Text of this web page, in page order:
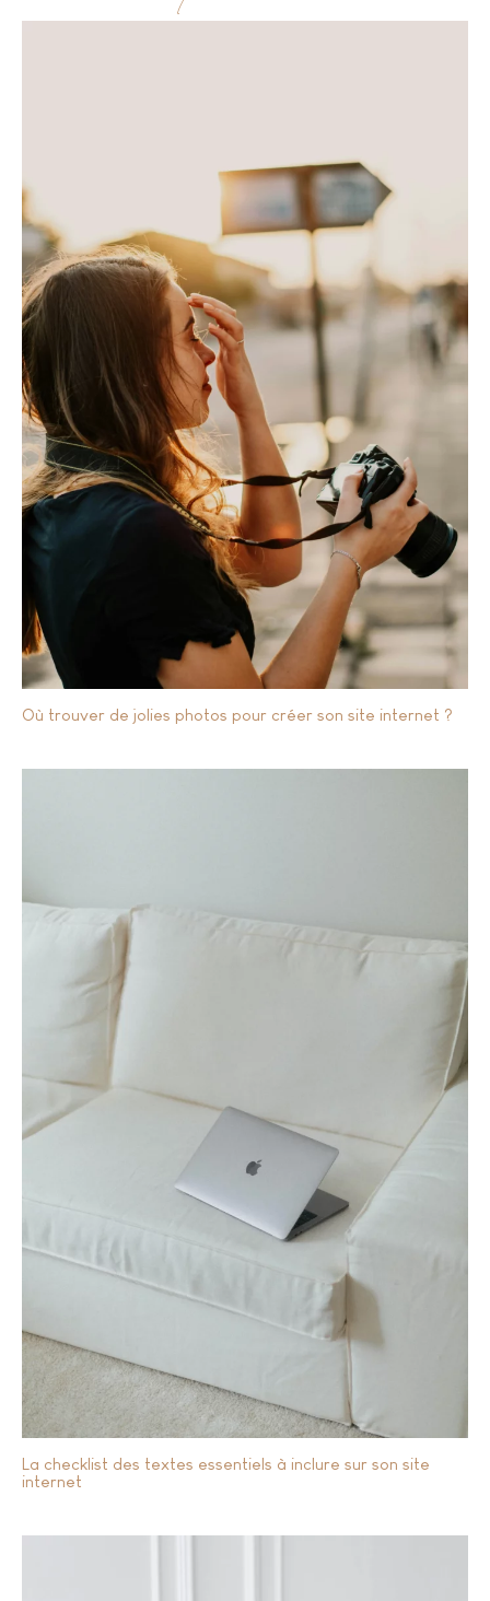
Où trouver de jolies photos pour créer son site internet ?
La checklist des textes essentiels à inclure sur son site
internet